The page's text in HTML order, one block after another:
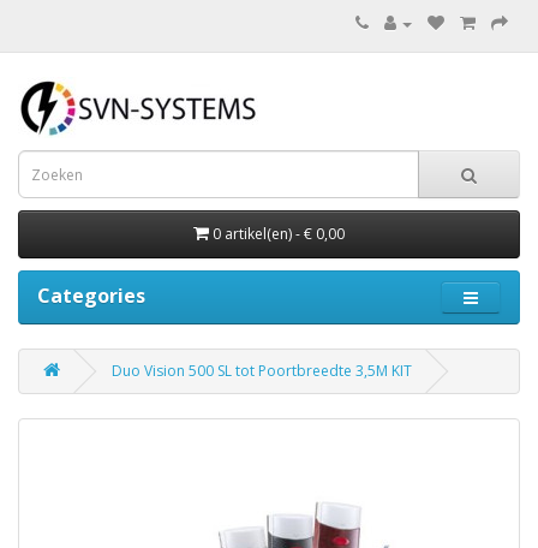
0 artikel(en) - € 0,00
Categories
Duo Vision 500 SL tot Poortbreedte 3,5M KIT